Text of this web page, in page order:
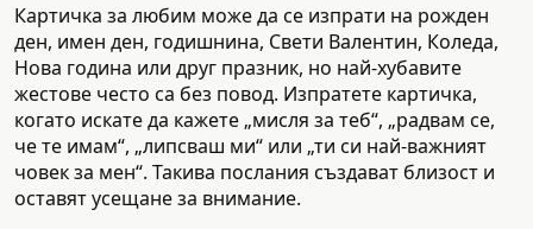
Картичка за любим може да се изпрати на рожден
ден, имен ден, годишнина, Свети Валентин, Коледа,
Нова година или друг празник, но най-хубавите
жестове често са без повод. Изпратете картичка,
когато искате да кажете „мисля за теб“, „радвам се,
че те имам“, „липсваш ми“ или „ти си най-важният
човек за мен“. Такива послания създават близост и
оставят усещане за внимание.